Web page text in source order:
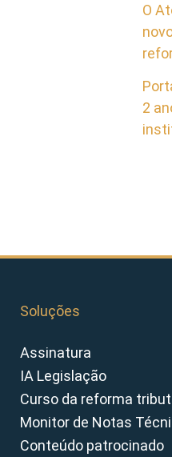
O
2
Soluções
Assinatura
IA Legislação
Curso da reforma
Monitor de Notas
Conteúdo patrocinado